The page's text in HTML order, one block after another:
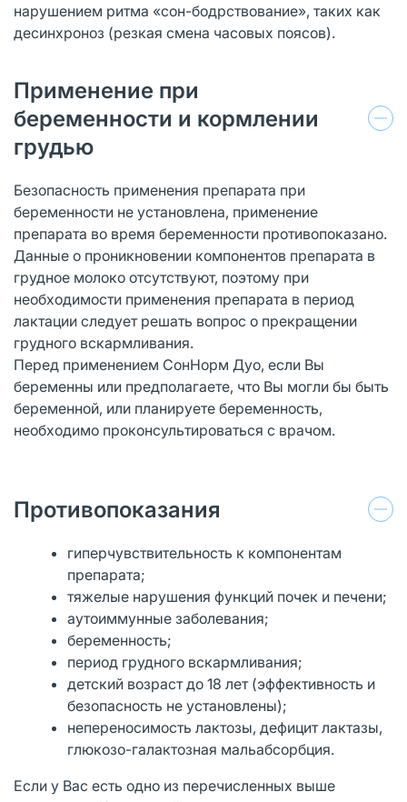
нарушением ритма «сон-бодрствование», таких как
десинхроноз (резкая смена часовых поясов).
Применение при
беременности и кормлении
грудью
Безопасность применения препарата при
беременности не установлена, применение
препарата во время беременности противопоказано.
Данные о проникновении компонентов препарата в
грудное молоко отсутствуют, поэтому при
необходимости применения препарата в период
лактации следует решать вопрос о прекращении
грудного вскармливания.
Перед применением СонНорм Дуо, если Вы
беременны или предполагаете, что Вы могли бы быть
беременной, или планируете беременность,
необходимо проконсультироваться с врачом.
Противопоказания
гиперчувствительность к компонентам
препарата;
тяжелые нарушения функций почек и печени;
аутоиммунные заболевания;
беременность;
период грудного вскармливания;
детский возраст до 18 лет (эффективность и
безопасность не установлены);
непереносимость лактозы, дефицит лактазы,
глюкозо-галактозная мальабсорбция.
Если у Вас есть одно из перечисленных выше